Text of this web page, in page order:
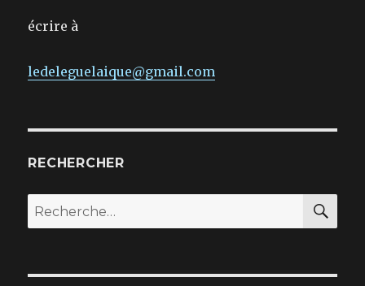
écrire à
ledeleguelaique@gmail.com
RECHERCHER
Recherche
pour :